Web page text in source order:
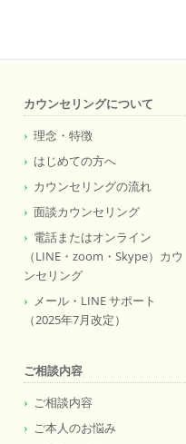
カウンセリングについて
理念・特徴
はじめての方へ
カウンセリングの流れ
面談カウンセリング
電話またはオンライン
（LINE・zoom・Skype）カウ
ンセリング
メール・LINE サポート
（2025年7月改定）
ご相談内容
ご相談内容
ご本人のお悩み